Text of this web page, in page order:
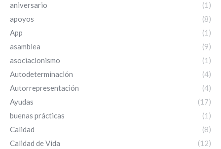
aniversario
(1)
apoyos
(8)
App
(1)
asamblea
(9)
asociacionismo
(1)
Autodeterminación
(4)
Autorrepresentación
(4)
Ayudas
(17)
buenas prácticas
(1)
Calidad
(8)
Calidad de Vida
(12)